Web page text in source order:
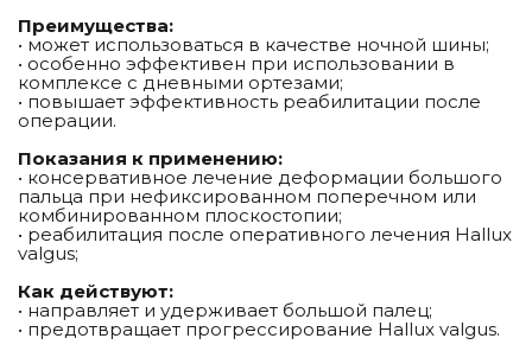
Преимущества:
• может использоваться в качестве ночной шины;
• особенно эффективен при использовании в
комплексе с дневными ортезами;
• повышает эффективность реабилитации после
операции.
Показания к применению:
• консервативное лечение деформации большого
пальца при нефиксированном поперечном или
комбинированном плоскостопии;
• реабилитация после оперативного лечения Hallux
valgus;
Как действуют:
• направляет и удерживает большой палец;
• предотвращает прогрессирование Hallux valgus.